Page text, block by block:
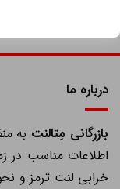
درباره ما
بازرگانی مِتالنتبه
اطلاعات مناسب در
خرابی لنت ترمز و